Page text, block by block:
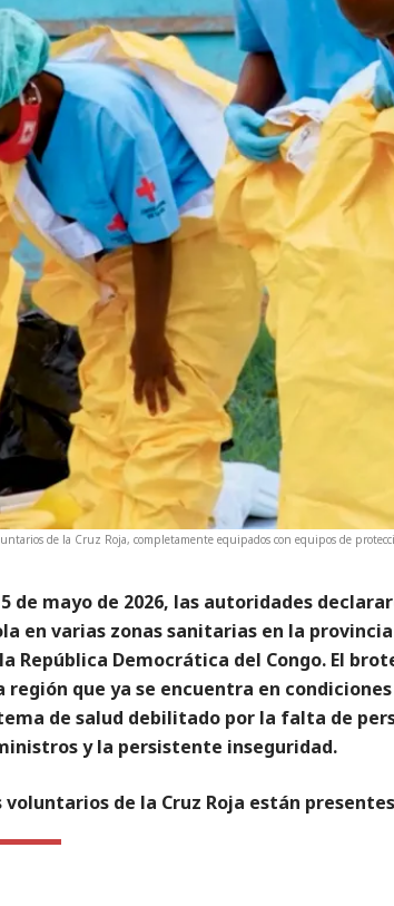
de la Cruz Roja, completamente equipados con equipos de
de mayo de 2026, las autoridades
en varias zonas sanitarias en la
República Democrática del Congo. El
región que ya se encuentra en
de salud debilitado por la falta de
y la persistente inseguridad.
voluntarios de la Cruz Roja están presentes